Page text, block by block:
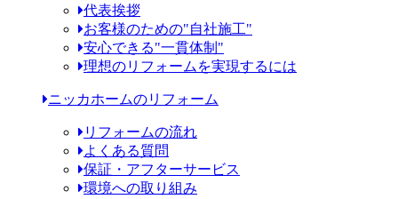
代表挨拶
お客様のための"自社施工"
安心できる"一貫体制"
理想のリフォームを実現するには
ニッカホームのリフォーム
リフォームの流れ
よくある質問
保証・アフターサービス
環境への取り組み